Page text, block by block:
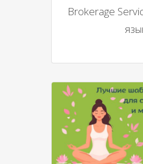
Brokerage